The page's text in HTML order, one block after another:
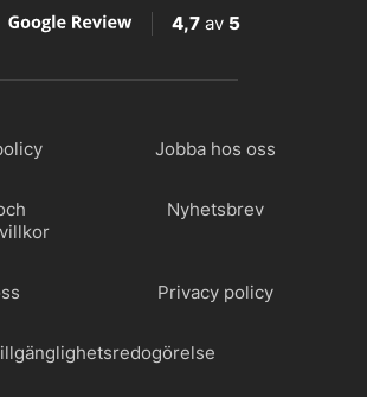
4,7 av 5
Jobba hos oss
Nyhetsbrev
Privacy policy